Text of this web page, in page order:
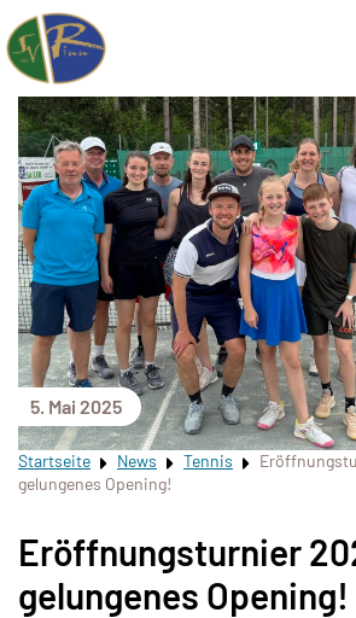
5. Mai 2025
Startseite News Tennis
gelungenes Opening!
Eröffnungsturnier
gelungenes Opening!